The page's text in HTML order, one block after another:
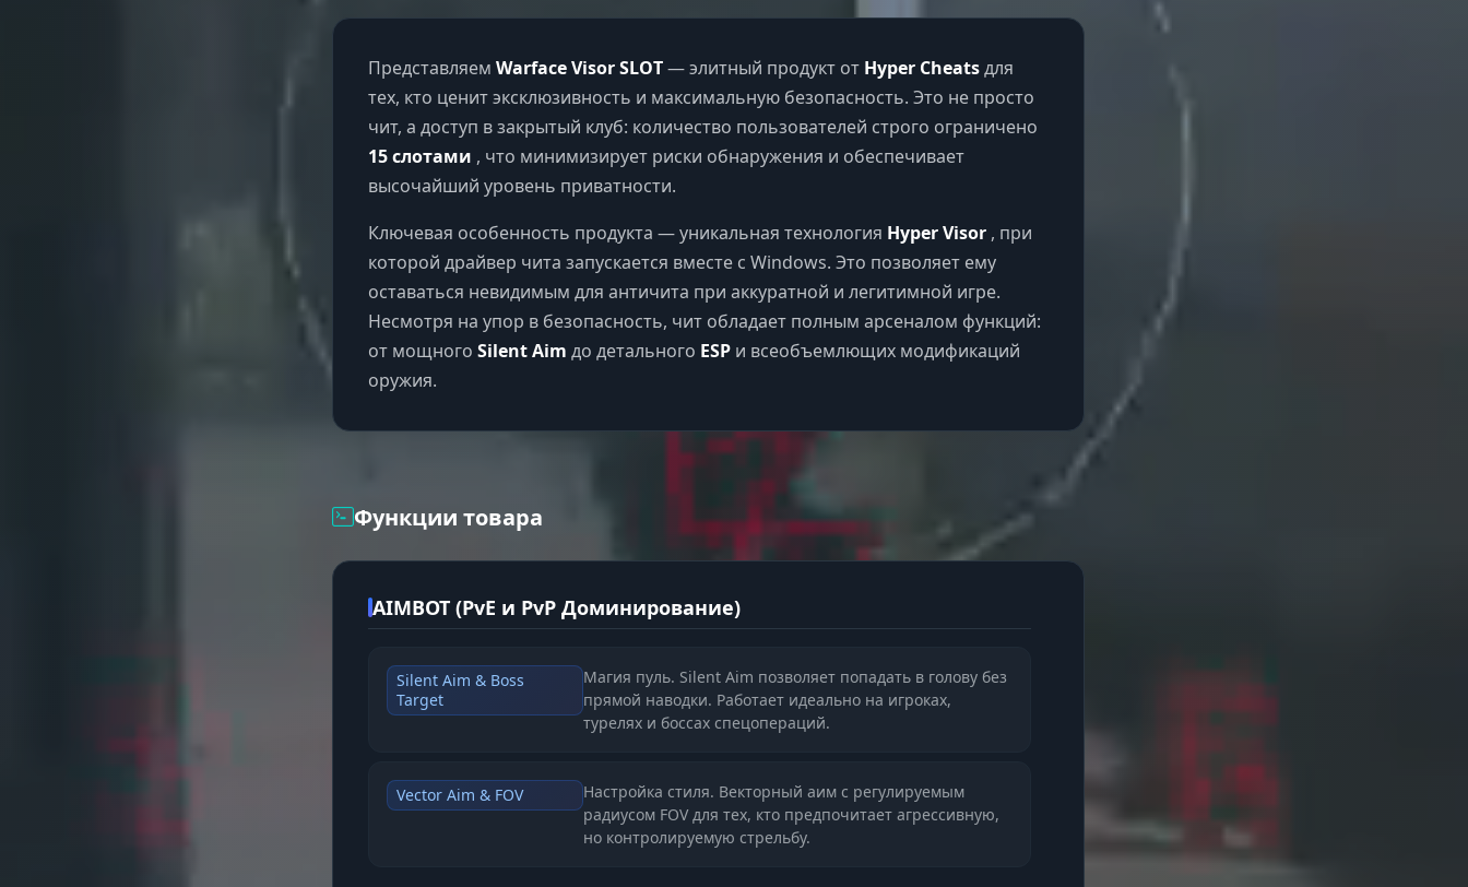
Представляем Warface Visor SLOT— элитный продукт от Hyper Cheatsдля
тех, кто ценит эксклюзивность и максимальную безопасность. Это не просто
чит, а доступ в закрытый клуб: количество пользователей строго ограничено
15 слотами , что минимизирует риски обнаружения и обеспечивает
высочайший уровень приватности.
Ключевая особенность продукта — уникальная технология Hyper Visor , при
которой драйвер чита запускается вместе с Windows. Это позволяет ему
оставаться невидимым для античита при аккуратной и легитимной игре.
Несмотря на упор в безопасность, чит обладает полным арсеналом функций:
от мощного Silent Aim до детального ESP и всеобъемлющих модификаций
оружия.
Функции товара
AIMBOT (PvE и PvP Доминирование)
Silent Aim & Boss
Target
Магия пуль. Silent Aim позволяет попадать в голову без
прямой наводки. Работает идеально на игроках,
турелях и боссах спецопераций.
Vector Aim & FOV
Настройка стиля. Векторный аим с регулируемым
радиусом FOV для тех, кто предпочитает агрессивную,
но контролируемую стрельбу.